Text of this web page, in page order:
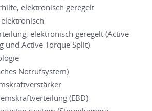
elektronisch geregelt
elektronisch geregelt (Active
und Active Torque Split)
Notrufsystem)
(EBD)